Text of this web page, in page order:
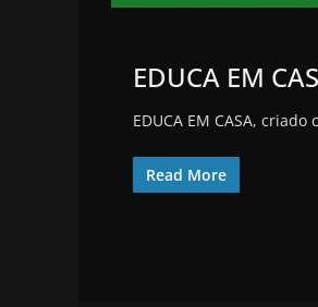
EDUCA EM
EDUCA EM CASA,
Read More